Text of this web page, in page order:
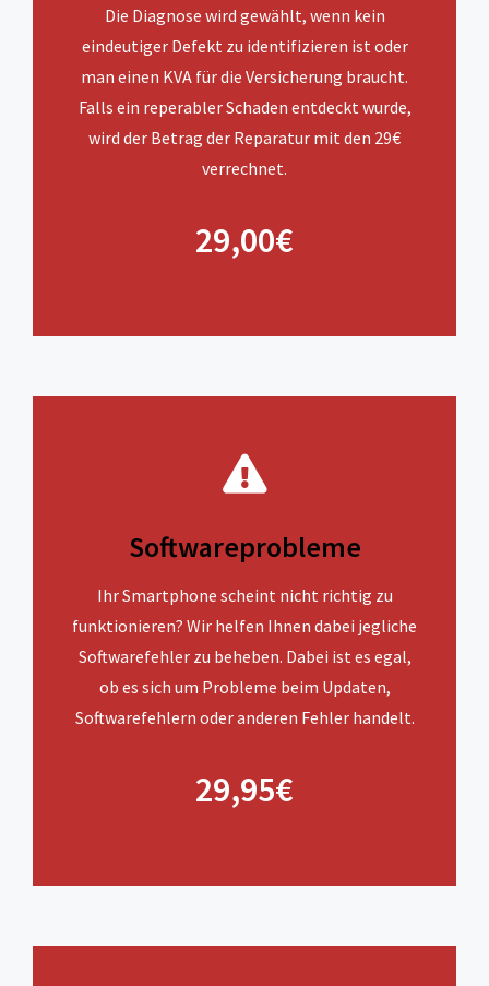
Die Diagnose wird gewählt, wenn kein
eindeutiger Defekt zu identifizieren ist oder
man einen KVA für die Versicherung braucht.
Falls ein reperabler Schaden entdeckt wurde,
wird der Betrag der Reparatur mit den 29€
verrechnet.
29,00€
Softwareprobleme
Ihr Smartphone scheint nicht richtig zu
funktionieren? Wir helfen Ihnen dabei jegliche
Softwarefehler zu beheben. Dabei ist es egal,
ob es sich um Probleme beim Updaten,
Softwarefehlern oder anderen Fehler handelt.
29,95€